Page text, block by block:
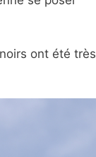
ont été très